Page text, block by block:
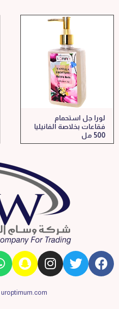
لورا جل استحمام
فقاعات بخلاصة الفانيليا
500 مل
uroptimum.com